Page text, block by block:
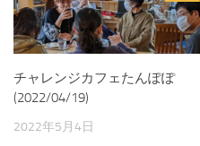
チャレンジカフェたんぽぽ
(2022/04/19)
2022年5月4日